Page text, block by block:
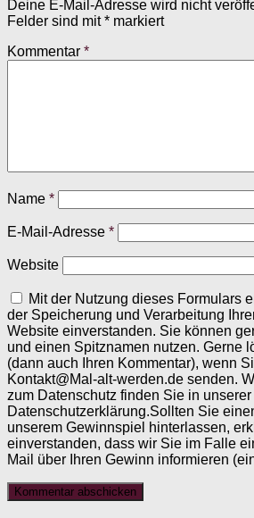
Deine E-Mail-Adresse wird nicht
Felder sind mit* markiert
Kommentar *
Name *
E-Mail-Adresse *
Website
Mit der Nutzung dieses Formulars
der Speicherung und Verarbeitung
Website einverstanden. Sie können
und einen Spitznamen nutzen. Gerne
(dann auch Ihren Kommentar), wenn
Kontakt@Mal-alt-werden.de senden.
zum Datenschutz finden Sie in unserer
Datenschutzerklärung.Sollten Sie
unserem Gewinnspiel hinterlassen,
einverstanden, dass wir Sie im Falle
Mail über Ihren Gewinn informieren